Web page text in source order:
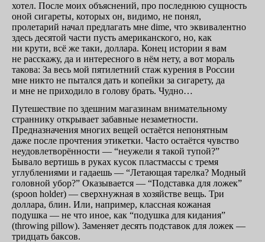
хотел. После моих объяснений, про последнюю сущность
оной сигареты, которых он, видимо, не понял,
пролетарий начал предлагать мне dime, что эквивалентно
здесь десятой части пусть американского, но, как
ни крути, всё же таки, доллара. Конец истории я вам
не расскажу, да и интересного в нём нету, а вот мораль
такова: За весь мой пятилетний стаж курения в России
мне никто не пытался дать и копейки за сигарету, да
и мне не приходило в голову брать. Чудно…
Путешествие по здешним магазинам внимательному
страннику открывает забавные незаметности.
Предназначения многих вещей остаётся непонятным
даже после прочтения этикетки. Часто остаётся чувство
неудовлетворённости — “неужели я такой тупой?”
Бывало вертишь в руках кусок пластмассы с тремя
углублениями и гадаешь — “Летающая тарелка? Модный
головной убор?” Оказывается — “Подставка для ложек”
(spoon holder) — сверхнужная в хозяйстве вещь. Три
доллара, блин. Или, например, классная кожаная
подушка — не что иное, как “подушка для кидания”
(throwing pillow). Заменяет десять подставок для ложек —
тридцать баксов.